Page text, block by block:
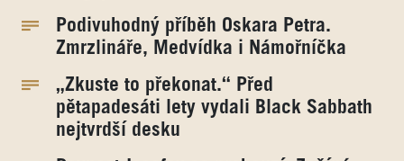
Podivuhodný příběh Oskara Petra.
Zmrzlináře, Medvídka i Námořníčka
„Zkuste to překonat.“ Před
pětapadesáti lety vydali Black Sabbath
nejtvrdší desku